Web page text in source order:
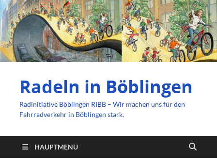
Radeln in Böblingen
Radinitiative Böblingen RIBB – Wir machen uns für den
Fahrradverkehr in Böblingen stark.
HAUPTMENÜ